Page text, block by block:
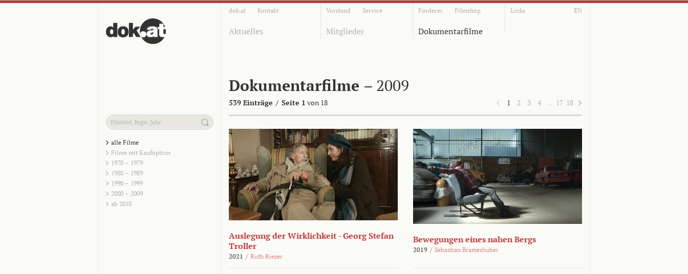
dok.at Kontakt Vorstand Service Förderer Filmshop Links EN
Aktuelles Mitglieder Dokumentarfilme
Dokumentarfilme – 2009
539 Einträge / Seite 1 von 18 1 2 3 4 … 17 18
alle Filme
Filme mit Kaufoption
1970 – 1979
1980 – 1989
1990 – 1999
2000 – 2009
ab 2010
Auslegung der Wirklichkeit - Georg Stefan
Troller
2021 / Ruth Rieser
Bewegungen eines nahen Bergs
2019 / Sebastian Brameshuber